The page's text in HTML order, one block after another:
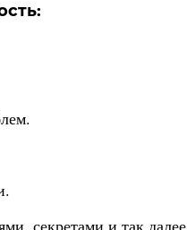
секретами и так далее.